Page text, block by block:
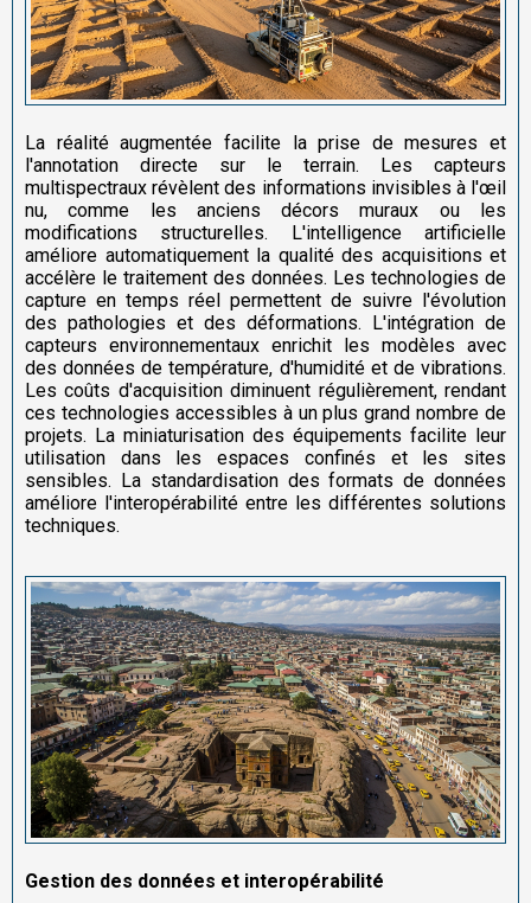
La réalité augmentée facilite la prise de mesures et
l'annotation directe sur le terrain. Les capteurs
multispectraux révèlent des informations invisibles à l'œil
nu, comme les anciens décors muraux ou les
modifications structurelles. L'intelligence artificielle
améliore automatiquement la qualité des acquisitions et
accélère le traitement des données. Les technologies de
capture en temps réel permettent de suivre l'évolution
des pathologies et des déformations. L'intégration de
capteurs environnementaux enrichit les modèles avec
des données de température, d'humidité et de vibrations.
Les coûts d'acquisition diminuent régulièrement, rendant
ces technologies accessibles à un plus grand nombre de
projets. La miniaturisation des équipements facilite leur
utilisation dans les espaces confinés et les sites
sensibles. La standardisation des formats de données
améliore l'interopérabilité entre les différentes solutions
techniques.
Gestion des données et interopérabilité